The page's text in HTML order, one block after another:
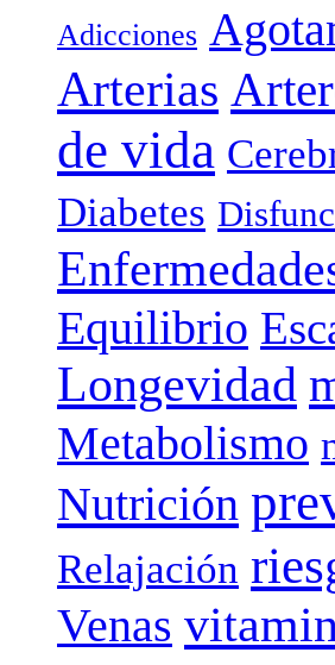
Adicciones
Arterias
de vida
Diabetes
Equilibrio
Longevidad
Metabolismo
Nutrición
Relajación
Venas